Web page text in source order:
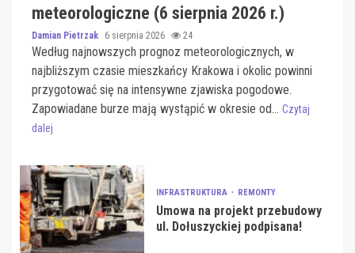
meteorologiczne (6 sierpnia 2026 r.)
Damian Pietrzak 6 sierpnia 2026 24
Według najnowszych prognoz meteorologicznych, w
najbliższym czasie mieszkańcy Krakowa i okolic powinni
przygotować się na intensywne zjawiska pogodowe.
Zapowiadane burze mają wystąpić w okresie od... Czytaj
dalej
INFRASTRUKTURA REMONTY
Umowa na projekt przebudowy
ul. Dołuszyckiej podpisana!